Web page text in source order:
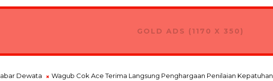
GOLD ADS (1170 X 350)
Dewata
Wagub Cok Ace Terima Langsung Penghargaan Penilaian Kepatuhan